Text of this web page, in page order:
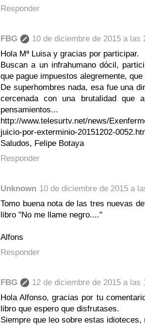
Responder
FBG
10 de diciembre de 2015 a las
Hola Mª Luisa y gracias por participar.
Buscan a un infrahumano dócil,
que pague impuestos alegremente,
De superhombres nada, esa fue una
cercenada con una brutalidad que
pensamientos...
http://www.telesurtv.net/news/
juicio-por-exterminio-20151202-
Saludos, Felipe Botaya
Responder
Unknown 10 de diciembre de 2015 a
Tomo buena nota de las tres nuevas
libro "No me llame negro...."
Alfons
Responder
FBG
12 de diciembre de 2015 a las
Hola Alfonso, gracias por tu
libro que espero que disfrutases.
Siempre que leo sobre estas